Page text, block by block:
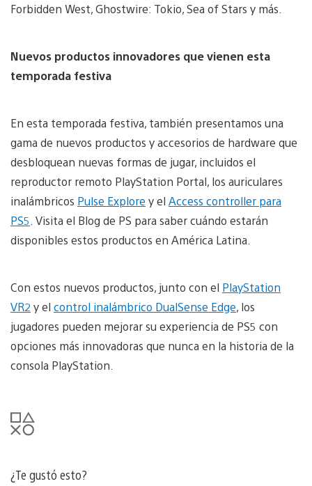
Forbidden West, Ghostwire: Tokio, Sea of Stars y más.
Nuevos productos innovadores que vienen esta
temporada festiva
En esta temporada festiva, también presentamos una
gama de nuevos productos y accesorios de hardware que
desbloquean nuevas formas de jugar, incluidos el
reproductor remoto PlayStation Portal, los auriculares
inalámbricos Pulse Explore y el Access controller para
PS5 . Visita el Blog de PS para saber cuándo estarán
disponibles estos productos en América Latina.
Con estos nuevos productos, junto con el PlayStation
VR2 y el control inalámbrico DualSense Edge, los
jugadores pueden mejorar su experiencia de PS5 con
opciones más innovadoras que nunca en la historia de la
consola PlayStation.
¿Te gustó esto?